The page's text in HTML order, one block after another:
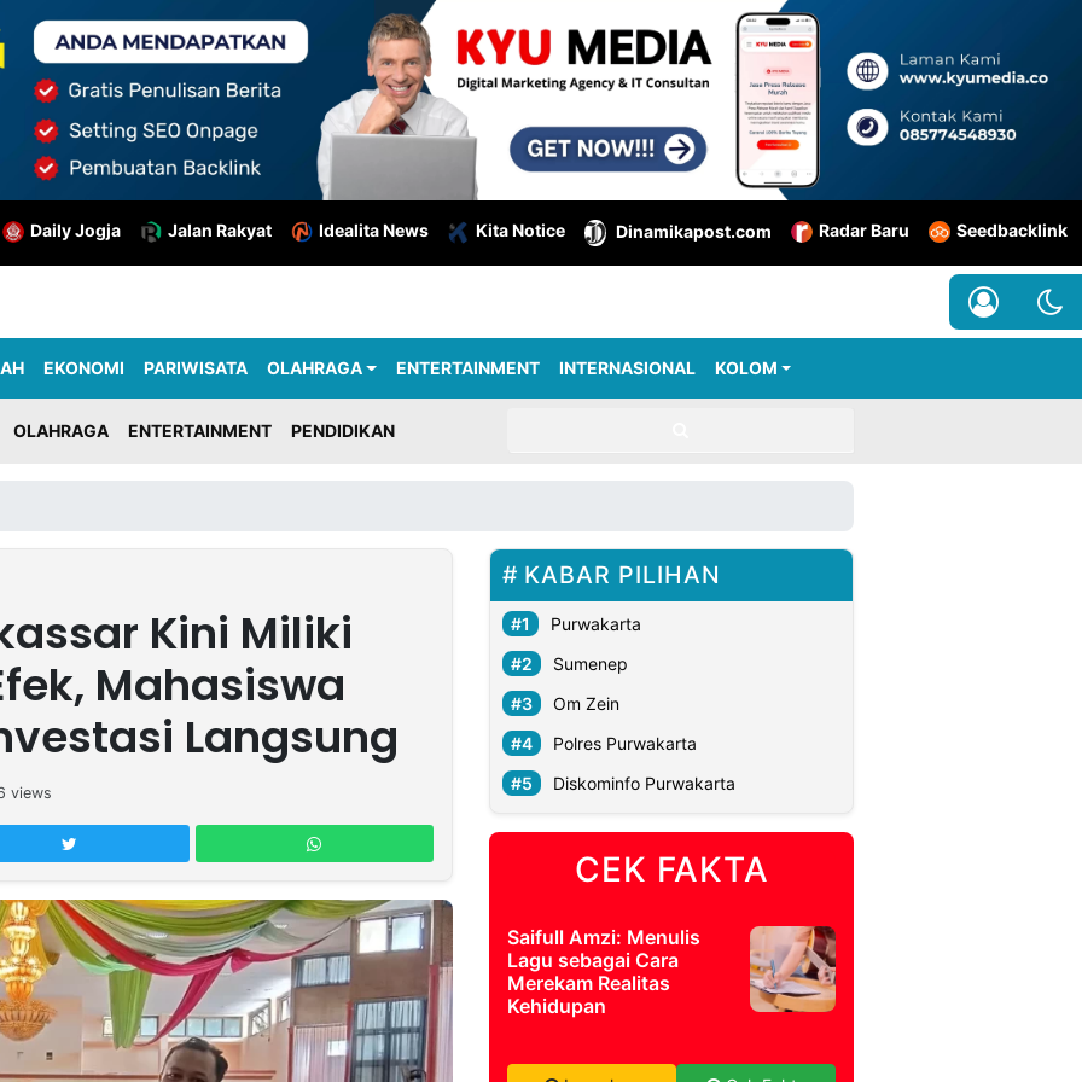
Daily Jogja Jalan Rakyat Idealita News Kita Notice Dinamikapost.com Radar Baru Seedbacklink
EKONOMI PARIWISATA OLAHRAGA ENTERTAINMENT INTERNASIONAL KOLOM
OLAHRAGA ENTERTAINMENT PENDIDIKAN
Kini Miliki
Mahasiswa
Langsung
views
KABAR PILIHAN
Purwakarta
Sumenep
Om Zein
Polres Purwakarta
Diskominfo Purwakarta
CEK FAKTA
Saifull Amzi: Menulis
Lagu sebagai Cara
Merekam Realitas
Kehidupan